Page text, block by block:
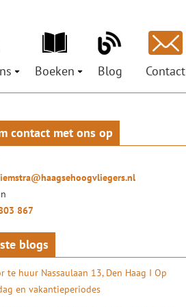
organisaties
Hiemstra
Social Return
Boeken
Mag ik je grootluisteren? Vertel!
LuisterLiefde
Blog Contact
contact met ons op
867
blogs
te huur Nassaulaan 13, Den Haag I Op
en vakantieperiodes